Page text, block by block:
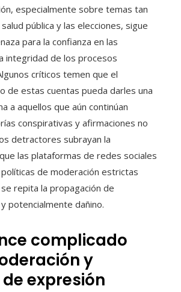
especialmente sobre temas tan
pública y las elecciones, sigue
para la confianza en las
integridad de los procesos
críticos temen que el
de estas cuentas pueda darles una
a aquellos que aún continúan
conspirativas y afirmaciones no
detractores subrayan la
las plataformas de redes sociales
de moderación estrictas
repita la propagación de
potencialmente dañino.
complicado
y
expresión